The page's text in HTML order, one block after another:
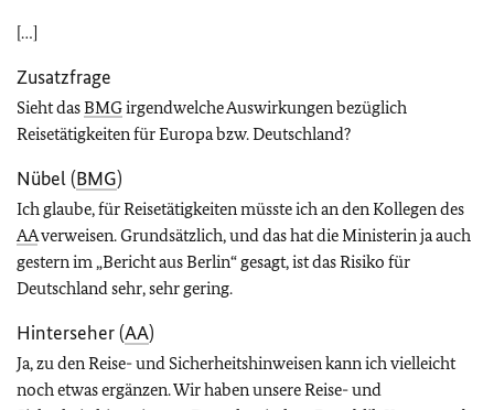
[…]
Zusatzfrage
Sieht dasBMGirgendwelche Auswirkungen bezüglich
Reisetätigkeiten für Europa bzw. Deutschland?
Nübel (BMG)
Ich glaube, für Reisetätigkeiten müsste ich an den Kollegen des
AAverweisen. Grundsätzlich, und das hat die Ministerin ja auch
gestern im „Bericht aus Berlin“ gesagt, ist das Risiko für
Deutschland sehr, sehr gering.
Hinterseher (AA)
Ja, zu den Reise- und Sicherheitshinweisen kann ich vielleicht
noch etwas ergänzen. Wir haben unsere Reise- und